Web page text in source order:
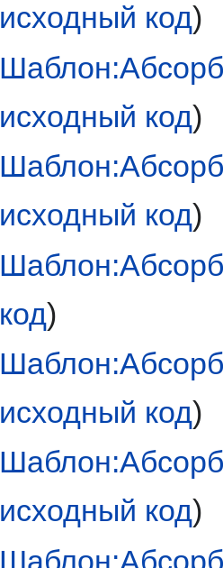
исходный код)
исходный код)
исходный код)
код)
исходный код)
исходный код)